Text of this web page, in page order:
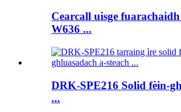
Cearcall uisge
W636 ...
DRK-SPE216 Solid fèin-
...